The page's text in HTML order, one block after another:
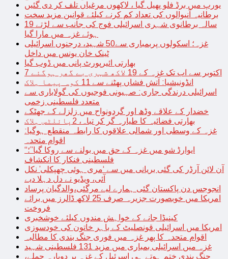
یورپ میں برڈ فلو پھیل گیا ، لاکھوں مرغیاں تلف کر دی گئیں
برطانیہ آنیوالوں کی تعداد کم کرنے کیلئے قوانین مزید سخت
19 سالہ برطانوی شہری اسرائیلی فوج کی جانب سے لڑتے
ہوئے غزہ میں مارا گیا
غزہ؛ اسکولوں پربمباری سے50 شہید، درجنوں اسرائیلی
ٹینک خان یونس میں داخل
بھارتی ائیرپورٹ پانی میں ڈوب گیا
7 اکتوبر سے اب تک غزہ کے 19 لاکھ شہری بے گھر ہوگئے
انڈونیشیا: آتش فشاں پھٹنے سے 11 کوہ پیما ہلاک
اسرائیلی درندگی جاری: صہیونی فوجیوں کی گولاباری سے
متعدد فلسطینی زخمی
خضدار کے علاقے وڈھ اور گردونواح میں زلزلے کے جھٹکے
بھارتی فضائیہ کا طیارہ گر کر تباہ، 2پائلٹس ہلاک
غزہ کے وسطی اور شمالی علاقوں کا رابطہ منقطع ہوگیا:
اقوام متحدہ
“ایوارڈ شو میں غزہ کے حق میں بولنے سے روکا گیا”؛
فلسطینی فنکار کا انکشاف
آن لائن آرڈر کی گئی بریانی میں سے ‘مری ہوئی چھپکلی’ نکل
آئی، ویڈیو نے دل دہلا دیے
انجوجس دن پاکستان گئی ہمارے لیے مرگئی،والدگیان پرساد
امریکا میں خوبصورت جزیرہ صرف 25 لاکھ ڈالرز میں برائے
فروخت
کینیڈا جانے کے خواہش مندوں کیلئے خوشخبری
امریکا میں اسرائیلی قونصلیٹ کے باہر خاتون کی خودسوزی
اقوام متحدہ کا پھر غزہ میں فوری جنگ بندی کا مطالبہ
غزہ میں اسرائیلی بمباری میں مزید 131 فلسطینی شہید
جنگ بندی ختم ہوتے ہی اسرئیل کے غزہ پر دوبارہ حملے،